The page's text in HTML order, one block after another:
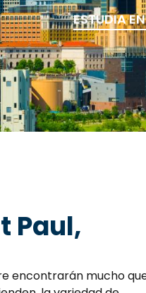
ESTUDIA
Paul,
encontrarán mucho